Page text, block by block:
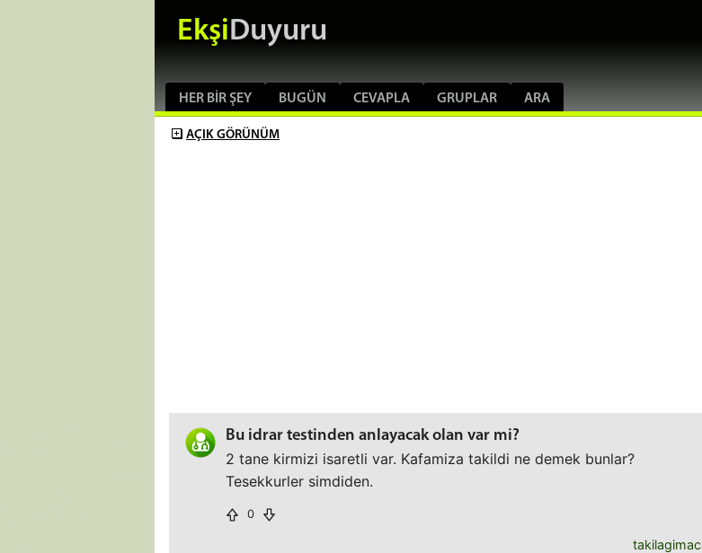
EkşiDuyuru
HER BIR ŞEY BUGÜN CEVAPLA GRUPLAR ARA
AÇIK GÖRÜNÜM
Bu idrar testinden anlayacak olan var mi?
2 tane kirmizi isaretli var. Kafamiza takildi ne demek bunlar?
Tesekkurler simdiden.
0